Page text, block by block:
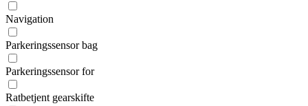
Navigation
Parkeringssensor bag
Parkeringssensor for
Ratbetjent gearskifte